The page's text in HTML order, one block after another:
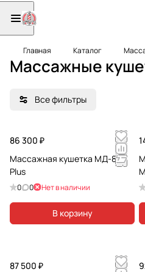
Главная Каталог
Массажные
Все фильтры
86 300 ₽
Массажная кушетка МД-850
Plus
0 0 Нет в наличии
В корзину
87 500 ₽